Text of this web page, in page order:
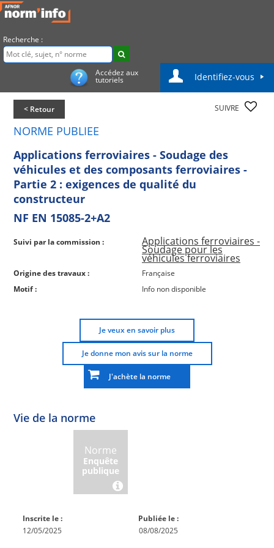
Recherche :
Accédez aux
tutoriels Identifiez-vous
< Retour SUIVRE
NORME PUBLIEE
Applications ferroviaires - Soudage des
véhicules et des composants ferroviaires -
Partie 2 : exigences de qualité du
constructeur
NF EN 15085-2+A2
Suivi par la commission : Applications ferroviaires -
Soudage pour les
véhicules ferroviaires
Origine des travaux :
Française
Motif :
Info non disponible
Je veux en savoir plus
Je donne mon avis sur la norme
J'achète la norme
Vie de la norme
Inscrite le :
12/05/2025
Norme
Enquête
publique
Publiée le :
08/08/2025